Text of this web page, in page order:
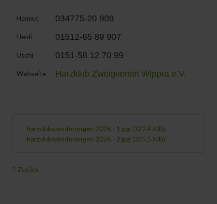
Helmut 034775-20 909
Heidi 01512-65 89 907
Uschi 0151-58 12 70 99
Webseite Harzklub Zweigverein Wippra e.V.
harzklubwanderungen 2026 - 1.jpg (327,4 KiB)
harzklubwanderungen 2026 - 2.jpg (335,5 KiB)
Zurück